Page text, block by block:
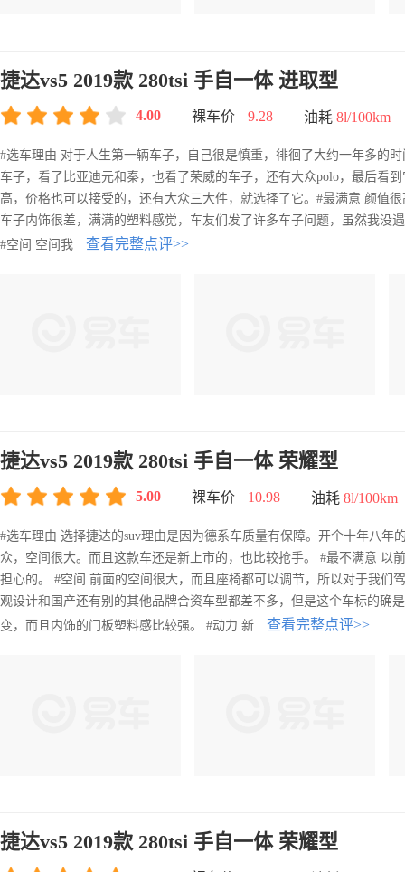
捷达vs5 2019款 280tsi 手自一体 进取型
4.00 裸车价 9.28 油耗 8l/100km
#选车理由 对于人生第一辆车子，自己很是慎重，徘徊了大约一年多的
车子，看了比亚迪元和秦，也看了荣威的车子，还有大众polo，最后看
高，价格也可以接受的，还有大众三大件，就选择了它。#最满意 颜值
车子内饰很差，满满的塑料感觉，车友们发了许多车子问题，虽然我没
#空间 空间我
查看完整点评>>
捷达vs5 2019款 280tsi 手自一体 荣耀型
5.00 裸车价 10.98 油耗 8l/100km
#选车理由 选择捷达的suv理由是因为德系车质量有保障。开个十年八
众，空间很大。而且这款车还是新上市的，也比较抢手。 #最不满意 以
担心的。 #空间 前面的空间很大，而且座椅都可以调节，所以对于我们
观设计和国产还有别的其他品牌合资车型都差不多，但是这个车标的确
变，而且内饰的门板塑料感比较强。 #动力 新
查看完整点评>>
捷达vs5 2019款 280tsi 手自一体 荣耀型